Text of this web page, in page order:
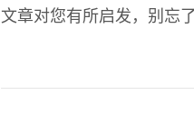
文章对您有所启发，别忘